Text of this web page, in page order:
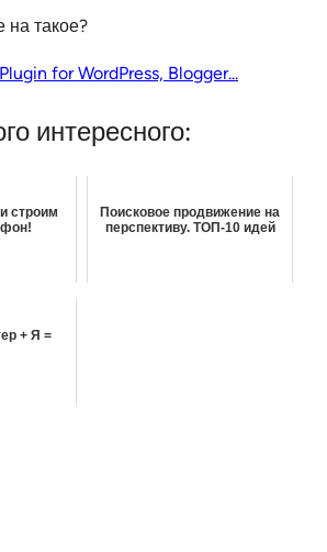
на такое?
интересного:
строим
Поисковое продвижение на
перспективу. ТОП-10 идей
+ Я =